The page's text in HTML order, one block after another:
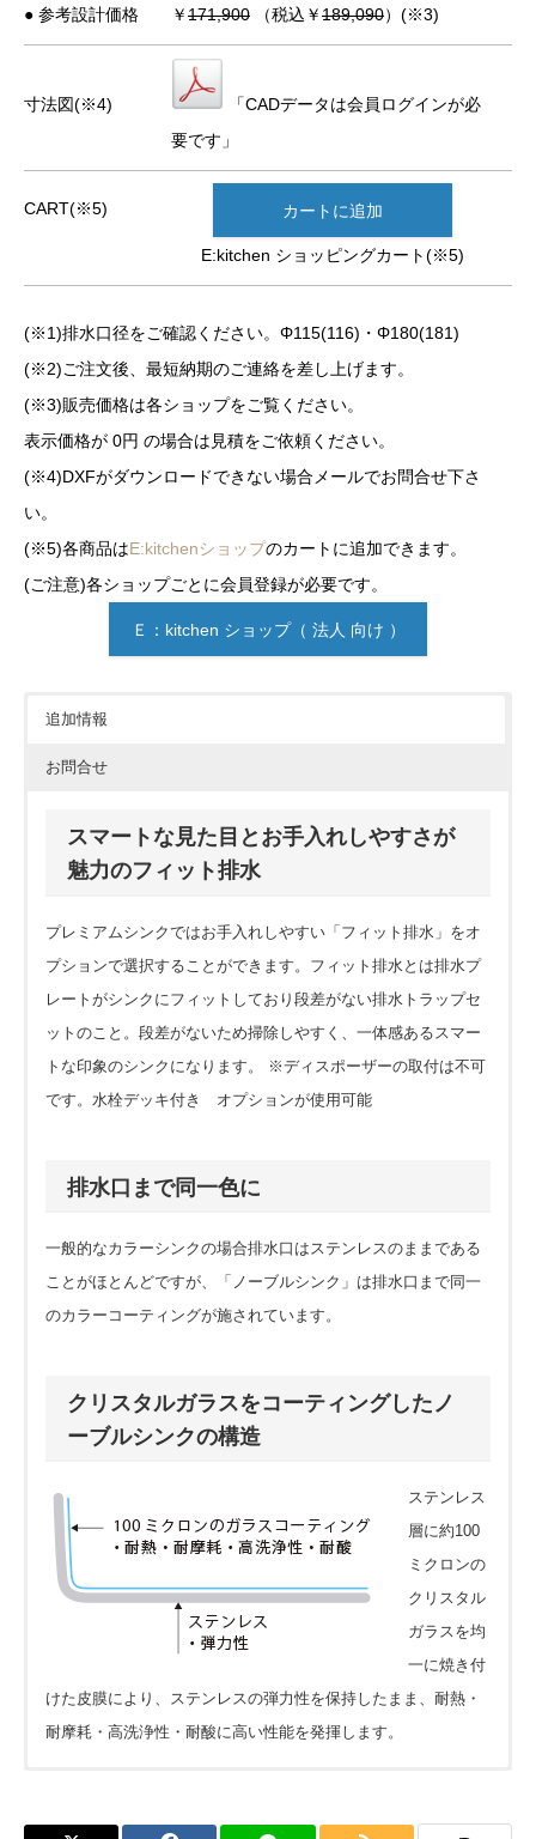
● 参考設計価格 ￥171,900 （税込￥189,090）(※3)
寸法図(※4)
「CADデータは会員ログインが必
要です」
CART(※5) カートに追加
E:kitchen ショッピングカート(※5)
(※1)排水口径をご確認ください。Φ115(116)・Φ180(181)
(※2)ご注文後、最短納期のご連絡を差し上げます。
(※3)販売価格は各ショップをご覧ください。
表示価格が 0円 の場合は見積をご依頼ください。
(※4)DXFがダウンロードできない場合メールでお問合せ下さ
い。
(※5)各商品はE:kitchenショップのカートに追加できます。
(ご注意)各ショップごとに会員登録が必要です。
Ｅ：kitchen ショップ（ 法人 向け ）
追加情報
お問合せ
スマートな見た目とお手入れしやすさが
魅力のフィット排水
プレミアムシンクではお手入れしやすい「フィット排水」をオ
プションで選択することができます。フィット排水とは排水プ
レートがシンクにフィットしており段差がない排水トラップセ
ットのこと。段差がないため掃除しやすく、一体感あるスマー
トな印象のシンクになります。 ※ディスポーザーの取付は不可
です。水栓デッキ付き オプションが使用可能
排水口まで同一色に
一般的なカラーシンクの場合排水口はステンレスのままである
ことがほとんどですが、「ノーブルシンク」は排水口まで同一
のカラーコーティングが施されています。
クリスタルガラスをコーティングしたノ
ーブルシンクの構造
ステンレス
層に約100
ミクロンの
クリスタル
ガラスを均
一に焼き付
けた皮膜により、ステンレスの弾力性を保持したまま、耐熱・
耐摩耗・高洗浄性・耐酸に高い性能を発揮します。